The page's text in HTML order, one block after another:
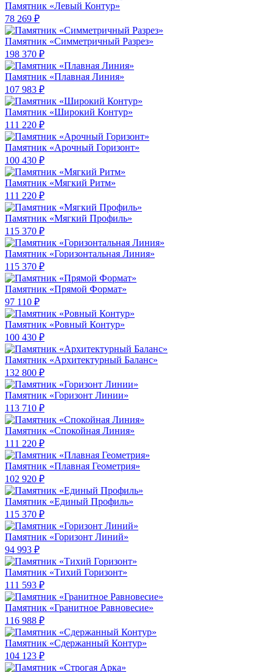
Памятник «Левый Контур»
78 269 ₽
Памятник «Симметричный Разрез»
198 370 ₽
Памятник «Плавная Линия»
107 983 ₽
Памятник «Широкий Контур»
111 220 ₽
Памятник «Арочный Горизонт»
100 430 ₽
Памятник «Мягкий Ритм»
111 220 ₽
Памятник «Мягкий Профиль»
115 370 ₽
Памятник «Горизонтальная Линия»
115 370 ₽
Памятник «Прямой Формат»
97 110 ₽
Памятник «Ровный Контур»
100 430 ₽
Памятник «Архитектурный Баланс»
132 800 ₽
Памятник «Горизонт Линии»
113 710 ₽
Памятник «Спокойная Линия»
111 220 ₽
Памятник «Плавная Геометрия»
102 920 ₽
Памятник «Единый Профиль»
115 370 ₽
Памятник «Горизонт Линий»
94 993 ₽
Памятник «Тихий Горизонт»
111 593 ₽
Памятник «Гранитное Равновесие»
116 988 ₽
Памятник «Сдержанный Контур»
104 123 ₽